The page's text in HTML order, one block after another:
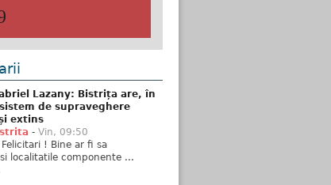
Lazany: Bistrița are, în
de supraveghere
extins
- Vin, 09:50
! Bine ar fi sa
localitatile componente ...